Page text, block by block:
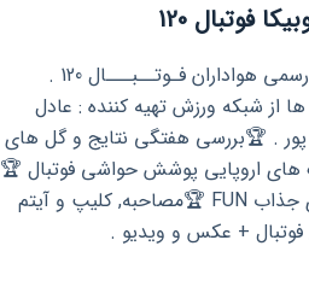
فوتبال 120
⚽ کانال رسمی هواداران فـوتــبـــال 120 .
از شبکه ورزش تهیه کننده : عادل
. 🏆بررسی هفتگی نتایج و گل های
های اروپایی پوشش حواشی فوتبال 🏆
آیتم های جذاب FUN 🏆مصاحبه, کلیپ و آیتم
+ عکس و ویدیو .